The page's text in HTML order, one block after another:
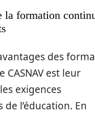
la formation
des
CASNAV est leur
exigences
l’éducation. En